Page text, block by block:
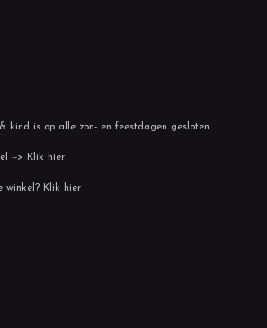
kind is op alle zon- en feestdagen gesloten.
--> Klik hier
winkel? Klik hier